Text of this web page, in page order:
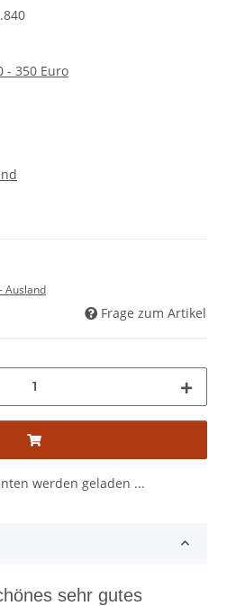
- 350 Euro
Ausland
Frage zum Artikel
werden geladen ...
sehr gutes